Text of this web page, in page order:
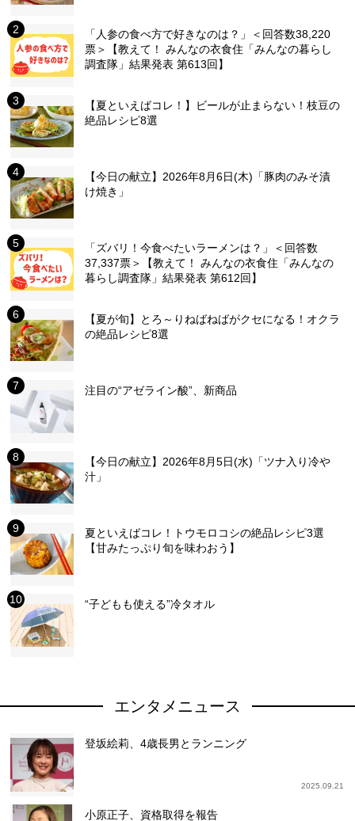
「人参の食べ方で好きなのは？」＜回答数38,220
票＞【教えて！ みんなの衣食住「みんなの暮らし
調査隊」結果発表 第613回】
【夏といえばコレ！】ビールが止まらない！枝豆の
絶品レシピ8選
【今日の献立】2026年8月6日(木)「豚肉のみそ漬
け焼き」
「ズバリ！今食べたいラーメンは？」＜回答数
37,337票＞【教えて！ みんなの衣食住「みんなの
暮らし調査隊」結果発表 第612回】
【夏が旬】とろ～りねばねばがクセになる！オクラ
の絶品レシピ8選
注目の“アゼライン酸”、新商品
【今日の献立】2026年8月5日(水)「ツナ入り冷や
汁」
夏といえばコレ！トウモロコシの絶品レシピ3選
【甘みたっぷり旬を味わおう】
“子どもも使える”冷タオル
エンタメニュース
登坂絵莉、4歳長男とランニング
2025.09.21
小原正子、資格取得を報告